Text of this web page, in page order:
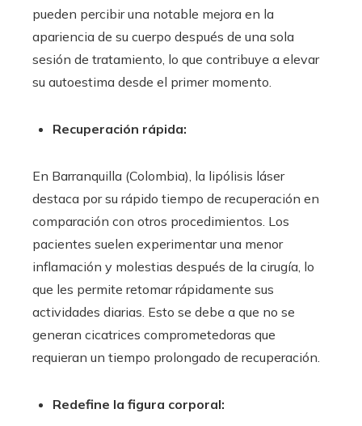
pueden percibir una notable mejora en la
apariencia de su cuerpo después de una sola
sesión de tratamiento, lo que contribuye a elevar
su autoestima desde el primer momento.
Recuperación rápida:
En Barranquilla (Colombia) , la lipólisis láser
destaca por su rápido tiempo de recuperación en
comparación con otros procedimientos. Los
pacientes suelen experimentar una menor
inflamación y molestias después de la cirugía, lo
que les permite retomar rápidamente sus
actividades diarias. Esto se debe a que no se
generan cicatrices comprometedoras que
requieran un tiempo prolongado de recuperación.
Redefine la figura corporal: